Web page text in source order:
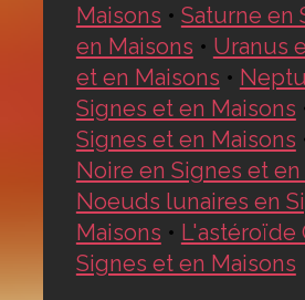
Maisons • Saturne en
en Maisons • Uranus
et en Maisons •
Signes et en Maisons
Signes et en Maisons
Noire en Signes et en
Noeuds lunaires en
Maisons • L'astéroïde
Signes et en Maisons